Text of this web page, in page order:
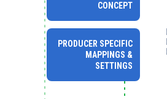
CONCEPT
PRODUCER SPECIFIC
MAPPINGS &
SETTINGS